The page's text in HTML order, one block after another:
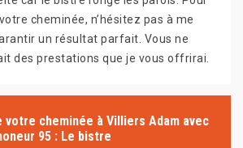
cheminée, n’hésitez pas à me
un résultat parfait. Vous ne
des prestations que je vous offrirai.
votre cheminée à Villiers Adam avec
95 : Le bistre